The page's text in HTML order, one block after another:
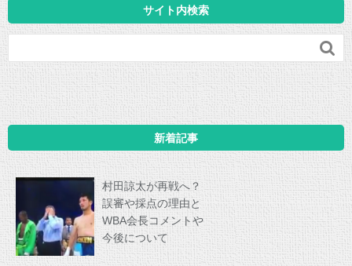
サイト内検索

新着記事
村田諒太が再戦へ？
誤審や採点の理由と
WBA会長コメントや
今後について